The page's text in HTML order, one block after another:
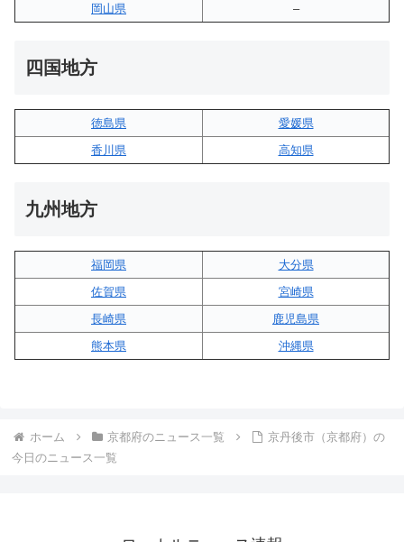
岡山県
–
四国地方
徳島県
愛媛県
香川県
高知県
九州地方
福岡県
大分県
佐賀県
宮崎県
長崎県
鹿児島県
熊本県
沖縄県
ホーム 京都府のニュース一覧
京丹後市（京都府）の
今日のニュース一覧